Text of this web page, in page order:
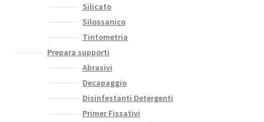
Silicato
Silossanico
Tintometria
Prepara supporti
Abrasivi
Decapaggio
Disinfestanti Detergenti
Primer Fissativi